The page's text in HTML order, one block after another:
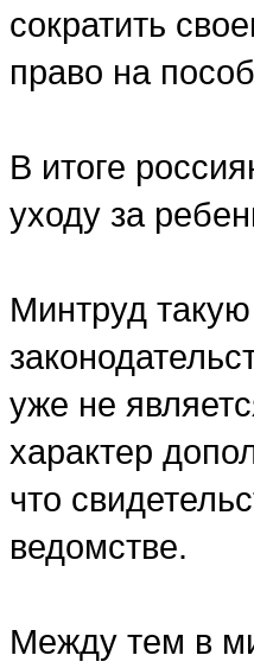
сократить
право на
В итоге
уходу за
Минтруд
уже не
характер
что
ведомстве.
Между тем в